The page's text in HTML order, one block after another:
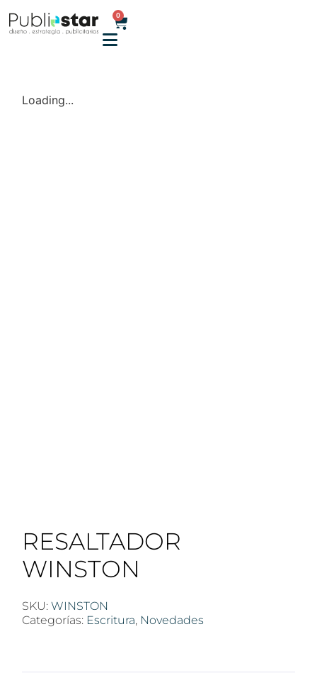
0
Loading...
RESALTADOR
WINSTON
SKU: WINSTON
Categorías: Escritura, Novedades